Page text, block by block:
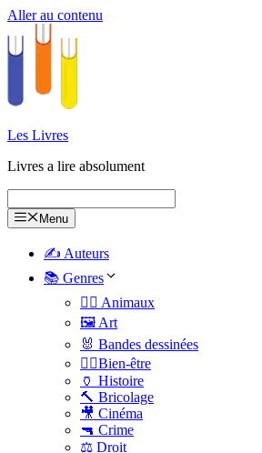
Aller au contenu
Les Livres
Livres a lire absolument
Menu
✍️ Auteurs
📚 Genres
🐕‍🦺 Animaux
🖼️ Art
🐰 Bandes dessinées
🧑‍⚕️Bien-être
🏺 Histoire
🔨 Bricolage
🎥 Cinéma
🔫 Crime
⚖️ Droit